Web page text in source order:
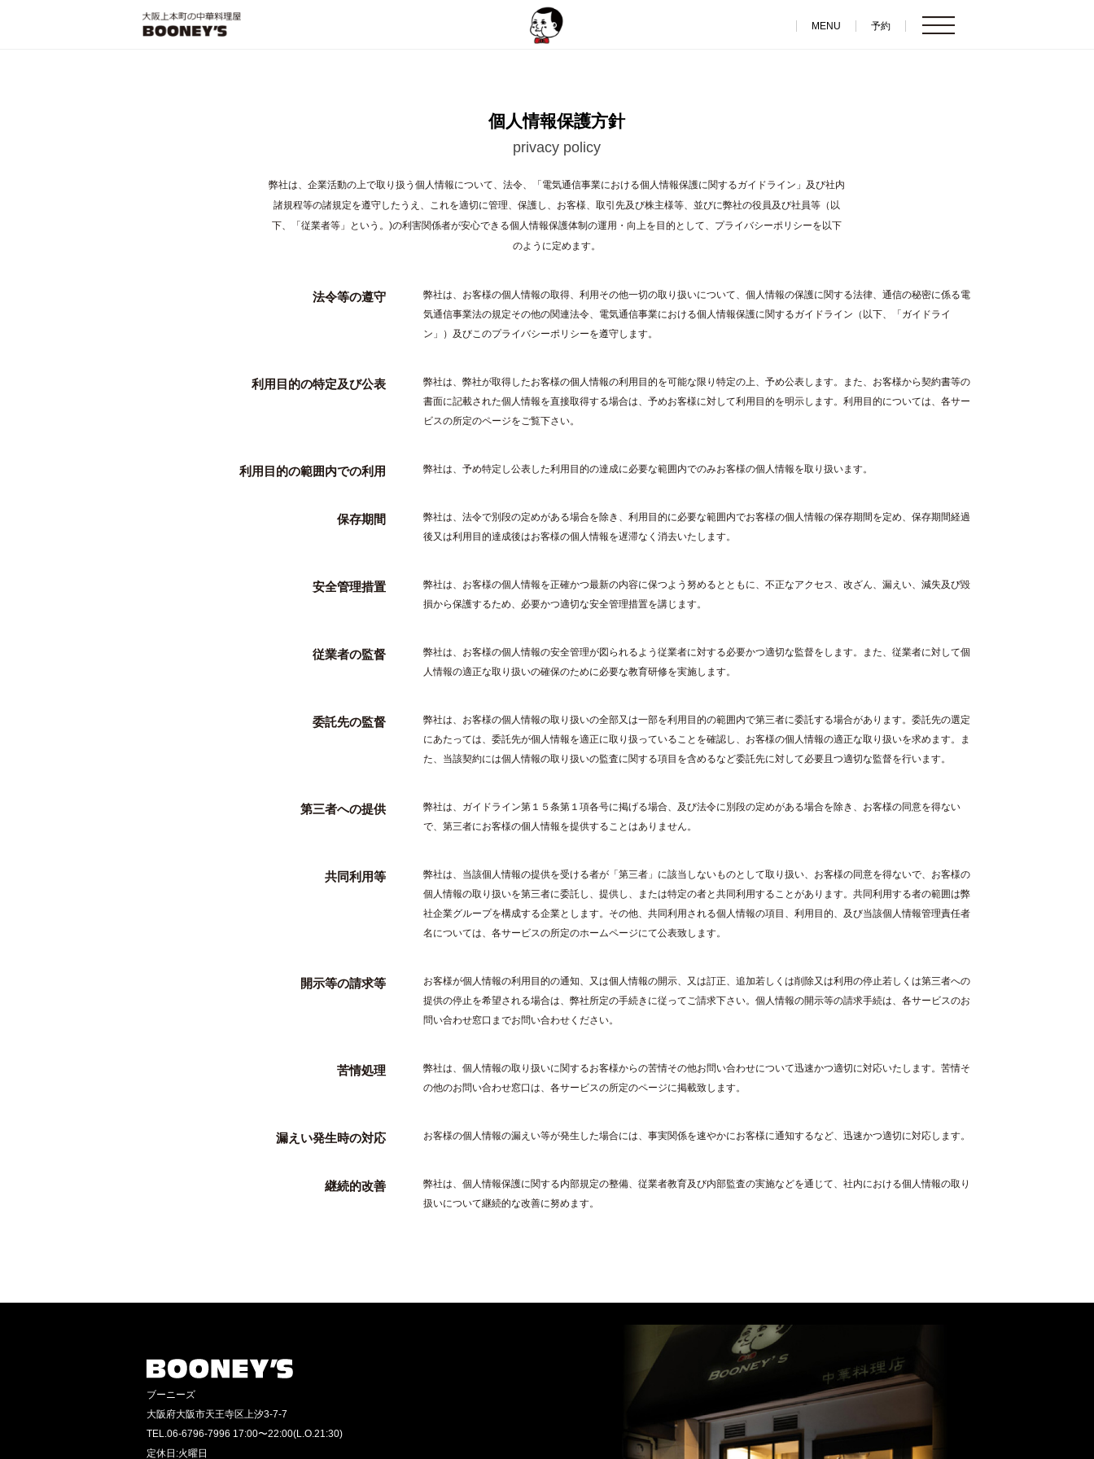
MENU 予約
個人情報保護方針
privacy policy
弊社は、企業活動の上で取り扱う個人情報について、法令、「電気通信事業における個人情報保護に関するガイドライン」及び社内
諸規程等の諸規定を遵守したうえ、これを適切に管理、保護し、お客様、取引先及び株主様等、並びに弊社の役員及び社員等（以
下、「従業者等」という。)の利害関係者が安心できる個人情報保護体制の運用・向上を目的として、プライバシーポリシーを以下
のように定めます。
法令等の遵守
弊社は、お客様の個人情報の取得、利用その他一切の取り扱いについて、個人情報の保護に関する法律、通信の秘密に係る電
気通信事業法の規定その他の関連法令、電気通信事業における個人情報保護に関するガイドライン（以下、「ガイドライ
ン」）及びこのプライバシーポリシーを遵守します。
利用目的の特定及び公表
弊社は、弊社が取得したお客様の個人情報の利用目的を可能な限り特定の上、予め公表します。また、お客様から契約書等の
書面に記載された個人情報を直接取得する場合は、予めお客様に対して利用目的を明示します。利用目的については、各サー
ビスの所定のページをご覧下さい。
利用目的の範囲内での利用 弊社は、予め特定し公表した利用目的の達成に必要な範囲内でのみお客様の個人情報を取り扱います。
保存期間
弊社は、法令で別段の定めがある場合を除き、利用目的に必要な範囲内でお客様の個人情報の保存期間を定め、保存期間経過
後又は利用目的達成後はお客様の個人情報を遅滞なく消去いたします。
安全管理措置
弊社は、お客様の個人情報を正確かつ最新の内容に保つよう努めるとともに、不正なアクセス、改ざん、漏えい、減失及び毀
損から保護するため、必要かつ適切な安全管理措置を講じます。
従業者の監督
弊社は、お客様の個人情報の安全管理が図られるよう従業者に対する必要かつ適切な監督をします。また、従業者に対して個
人情報の適正な取り扱いの確保のために必要な教育研修を実施します。
委託先の監督
弊社は、お客様の個人情報の取り扱いの全部又は一部を利用目的の範囲内で第三者に委託する場合があります。委託先の選定
にあたっては、委託先が個人情報を適正に取り扱っていることを確認し、お客様の個人情報の適正な取り扱いを求めます。ま
た、当該契約には個人情報の取り扱いの監査に関する項目を含めるなど委託先に対して必要且つ適切な監督を行います。
第三者への提供
弊社は、ガイドライン第１５条第１項各号に掲げる場合、及び法令に別段の定めがある場合を除き、お客様の同意を得ない
で、第三者にお客様の個人情報を提供することはありません。
共同利用等
弊社は、当該個人情報の提供を受ける者が「第三者」に該当しないものとして取り扱い、お客様の同意を得ないで、お客様の
個人情報の取り扱いを第三者に委託し、提供し、または特定の者と共同利用することがあります。共同利用する者の範囲は弊
社企業グループを構成する企業とします。その他、共同利用される個人情報の項目、利用目的、及び当該個人情報管理責任者
名については、各サービスの所定のホームページにて公表致します。
開示等の請求等
お客様が個人情報の利用目的の通知、又は個人情報の開示、又は訂正、追加若しくは削除又は利用の停止若しくは第三者への
提供の停止を希望される場合は、弊社所定の手続きに従ってご請求下さい。個人情報の開示等の請求手続は、各サービスのお
問い合わせ窓口までお問い合わせください。
苦情処理
弊社は、個人情報の取り扱いに関するお客様からの苦情その他お問い合わせについて迅速かつ適切に対応いたします。苦情そ
の他のお問い合わせ窓口は、各サービスの所定のページに掲載致します。
漏えい発生時の対応 お客様の個人情報の漏えい等が発生した場合には、事実関係を速やかにお客様に通知するなど、迅速かつ適切に対応します。
継続的改善
弊社は、個人情報保護に関する内部規定の整備、従業者教育及び内部監査の実施などを通じて、社内における個人情報の取り
扱いについて継続的な改善に努めます。
ブーニーズ
大阪府大阪市天王寺区上汐3-7-7
TEL.06-6796-7996 17:00〜22:00(L.O.21:30)
定休日:火曜日